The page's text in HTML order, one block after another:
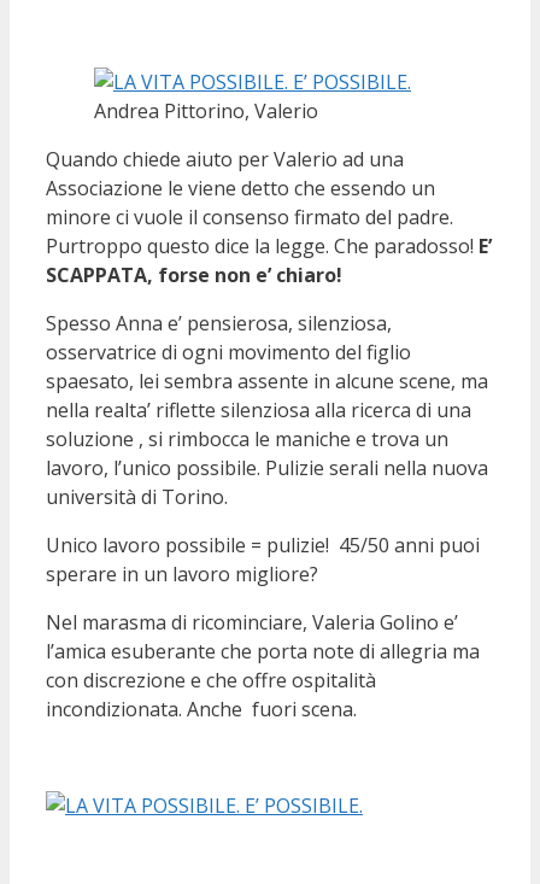
Andrea Pittorino, Valerio
Quando chiede aiuto per Valerio ad una
Associazione le viene detto che essendo un
minore ci vuole il consenso firmato del padre.
Purtroppo questo dice la legge. Che paradosso! E’
SCAPPATA, forse non e’ chiaro!
Spesso Anna e’ pensierosa, silenziosa,
osservatrice di ogni movimento del figlio
spaesato, lei sembra assente in alcune scene, ma
nella realta’ riflette silenziosa alla ricerca di una
soluzione , si rimbocca le maniche e trova un
lavoro, l’unico possibile. Pulizie serali nella nuova
università di Torino.
Unico lavoro possibile = pulizie! 45/50 anni puoi
sperare in un lavoro migliore?
Nel marasma di ricominciare, Valeria Golino e’
l’amica esuberante che porta note di allegria ma
con discrezione e che offre ospitalità
incondizionata. Anche fuori scena.